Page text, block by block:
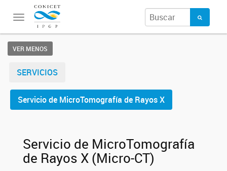
Toggle
navigation
VER MENOS
SERVICIOS
Servicio de MicroTomografía de Rayos X
Servicio de MicroTomografía
de Rayos X (Micro-CT)